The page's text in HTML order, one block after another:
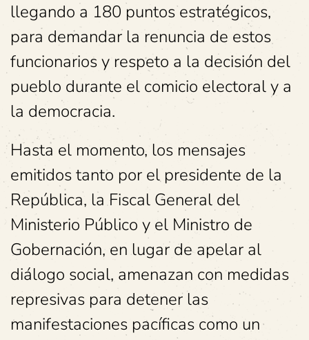
llegando a 180 puntos estratégicos,
para demandar la renuncia de estos
funcionarios y respeto a la decisión del
pueblo durante el comicio electoral y a
la democracia.
Hasta el momento, los mensajes
emitidos tanto por el presidente de la
República, la Fiscal General del
Ministerio Público y el Ministro de
Gobernación, en lugar de apelar al
diálogo social, amenazan con medidas
represivas para detener las
manifestaciones pacíficas como un